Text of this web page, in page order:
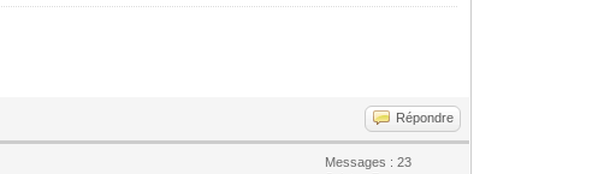
Répondre
Messages : 23